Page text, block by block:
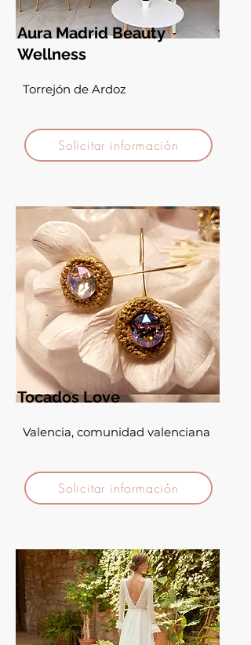
Aura Madrid Beauty
Wellness
Torrejón de Ardoz
Solicitar información
Tocados Love
Valencia, comunidad valenciana
Solicitar información